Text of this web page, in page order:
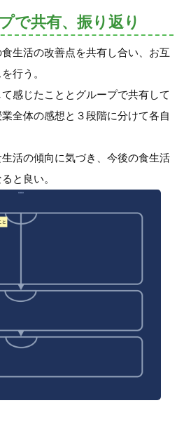
で共有、振り返り
生活の改善点を共有し合い、お互
行う。
感じたこととグループで共有して
全体の感想と３段階に分けて各自
活の傾向に気づき、今後の食生活
と良い。